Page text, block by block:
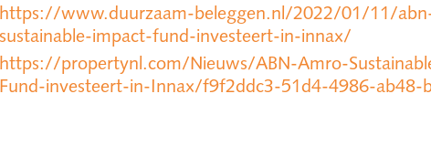
https://www.duurzaam-beleggen.nl/2022/01/11/
sustainable-impact-fund-investeert-in-innax/
https://propertynl.com/Nieuws/ABN-Amro-
Fund-investeert-in-Innax/f9f2ddc3-51d4-4986-ab48-